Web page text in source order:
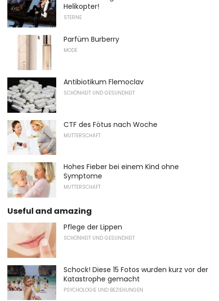
Helikopter!
STERNE
Parfüm Burberry
MODE
Antibiotikum Flemoclav
SCHÖNHEIT UND GESUNDHEIT
CTF des Fötus nach Woche
MUTTERSCHAFT
Hohes Fieber bei einem Kind ohne
Symptome
MUTTERSCHAFT
Useful and amazing
Pflege der Lippen
SCHÖNHEIT UND GESUNDHEIT
Schock! Diese 15 Fotos wurden kurz vor der
Katastrophe gemacht
PSYCHOLOGIE UND BEZIEHUNGEN